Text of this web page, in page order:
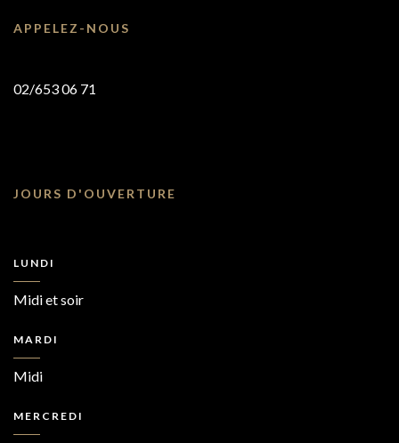
APPELEZ-NOUS
02/653 06 71
JOURS D'OUVERTURE
LUNDI
Midi et soir
MARDI
Midi
MERCREDI